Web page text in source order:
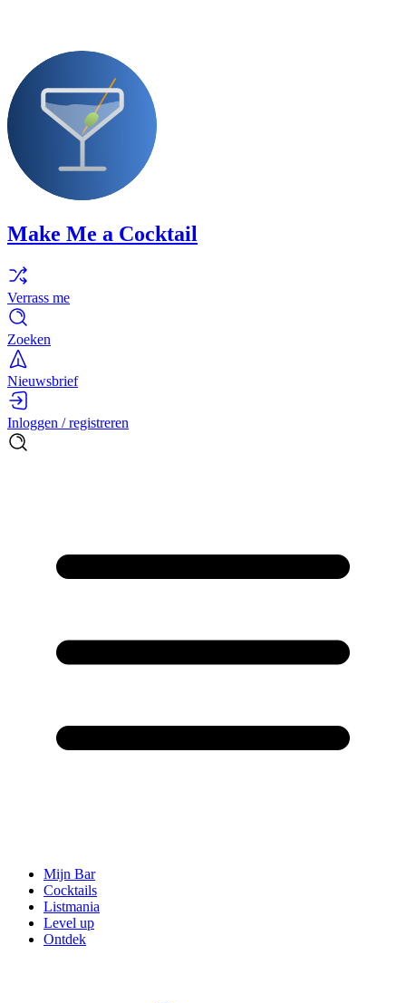
Make Me a Cocktail
Verrass me
Zoeken
Nieuwsbrief
Inloggen / registreren
Mijn Bar
Cocktails
Listmania
Level up
Ontdek